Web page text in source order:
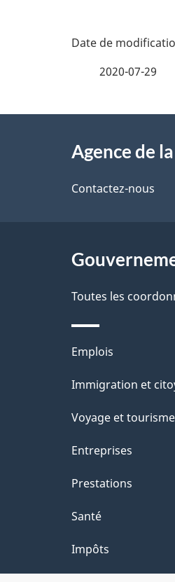
D
a
d
e
l
2020-07-29
proposAgence de
Contactez-nous
Toutes les
Thèmes
et
Emplois
Immigration et
Voyage et tourisme
Entreprises
Prestations
Santé
Impôts